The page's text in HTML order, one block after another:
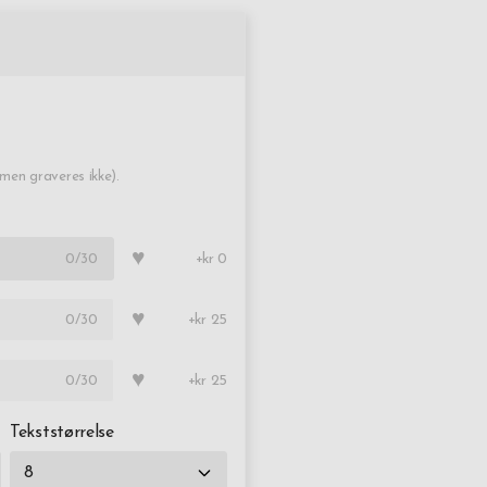
graveres ikke).
0/30 ♥ +kr 0
0/30 ♥ +kr 25
0/30 ♥ +kr 25
Tekststørrelse